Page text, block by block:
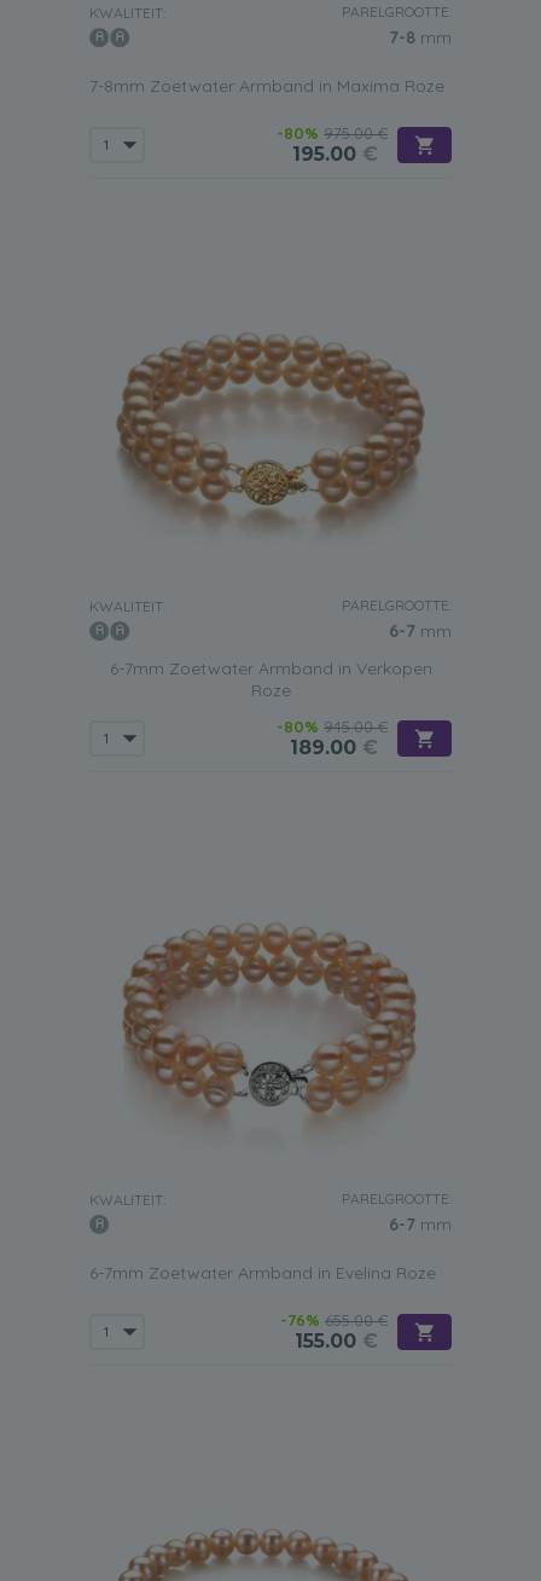
Onze dubbele streng roze zoetwaterparel armbanden zijn
soorten armbanden die gedragen moeten worden bij
vergroten kunnen ze gemakkelijk worden
geaccessoriseerd met bijpassende zoetwaterparel
. Als je van plan bent om ze in laagjes te
dragen, draag dan alleen armbanden met parels of
edelstenen van vergelijkbare grootte.
Draag ooknooit een van onze delicate roze Freshwater
parelarmbanden met een paar die wat dikker en zwaarder
Het is zelfs veel beter om geen andere armbanden
met deze te dragen, omdat ze er op zichzelf al geweldig
hebben gegeven u om de juiste te vinden voor uw eigen
specifieke smaak.
KWALITEIT: PARELGROOTTE:
7-8 mm
7-8mm Zoetwater Armband in Maxima Roze
-80% 975.00 €
195.00 €
KWALITEIT: PARELGROOTTE:
6-7 mm
6-7mm Zoetwater Armband in Verkopen
Roze
-80% 945.00 €
189.00 €
KWALITEIT: PARELGROOTTE:
6-7 mm
6-7mm Zoetwater Armband in Evelina Roze
-76% 655.00 €
155.00 €